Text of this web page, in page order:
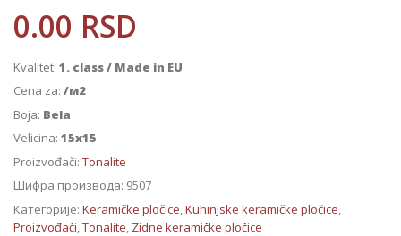
0.00 RSD
Kvalitet: 1. class / Made in EU
Cena za: /м2
Boja: Bela
Velicina: 15x15
Proizvođači: Tonalite
Шифра производа: 9507
Категорије: Keramičke pločice,Kuhinjske keramičke pločice,
Proizvođači,Tonalite, Zidne keramičke pločice